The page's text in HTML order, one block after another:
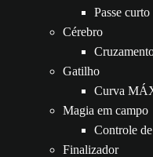
Passe
Cérebro
Gatilho
Curva
Magia em campo
Controle
Finalizador